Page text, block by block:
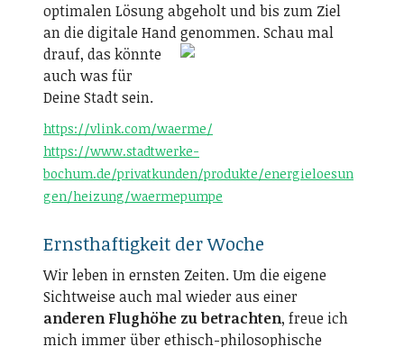
optimalen Lösung abgeholt und bis zum Ziel
an die digitale Hand genommen. Schau mal
drauf, das könnte
auch was für
Deine Stadt sein.
https://vlink.com/waerme/
https://www.stadtwerke-
bochum.de/privatkunden/produkte/energieloesun
gen/heizung/waermepumpe
Ernsthaftigkeit der Woche
Wir leben in ernsten Zeiten. Um die eigene
Sichtweise auch mal wieder aus einer
anderen Flughöhe zu betrachten, freue ich
mich immer über ethisch-philosophische